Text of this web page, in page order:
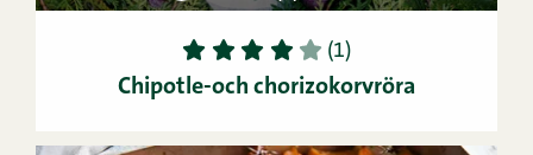
1 2 3 4 5 (1)
Chipotle-och chorizokorvröra